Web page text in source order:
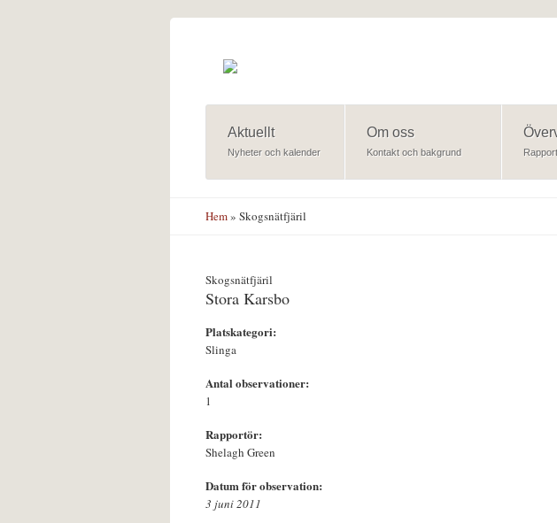
Aktuellt
Nyheter och kalender
Om oss
Kontakt och bakgrund
Hem» Skogsnätfjäril
Skogsnätfjäril
Stora Karsbo
Platskategori:
Slinga
Antal observationer:
1
Rapportör:
Shelagh Green
Datum för observation:
3 juni 2011